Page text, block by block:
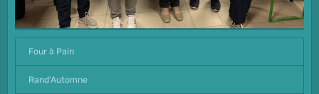
Four à Pain
Rand'Automne